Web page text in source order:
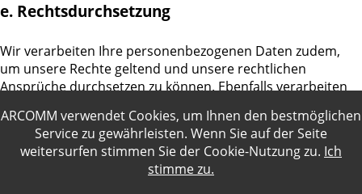
ARCOMM verwendet Cookies, um Ihnen den bestmöglichen
Service zu gewährleisten. Wenn Sie auf der Seite
weitersurfen stimmen Sie der Cookie-Nutzungzu. Ich
stimme zu.
e. Rechtsdurchsetzung
Wir verarbeiten Ihre personenbezogenen Daten zudem,
um unsere Rechte geltend und unsere rechtlichen
Ansprüche durchsetzen zu können. Ebenfalls verarbeiten
rechtliche Ansprüche verteidigen zu können. Schließlich
verarbeiten wir Ihre personenbezogenen Daten, soweit
dies zur Abwehr oder Verfolgung von Straftaten